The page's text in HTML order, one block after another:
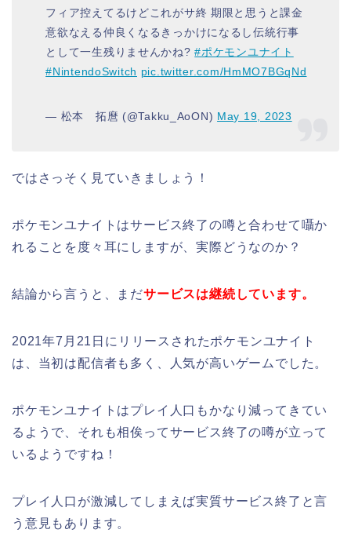
フィア控えてるけどこれがサ終 期限と思うと課金
意欲なえる仲良くなるきっかけになるし伝統行事
として一生残りませんかね?#ポケモンユナイト
#NintendoSwitch pic.twitter.com/HmMO7BGqNd
— 松本 拓麿 (@Takku_AoON) May 19, 2023
ではさっそく見ていきましょう！
ポケモンユナイトはサービス終了の噂と合わせて囁か
れることを度々耳にしますが、実際どうなのか？
結論から言うと、まだサービスは継続しています。
2021年7月21日にリリースされたポケモンユナイト
は、当初は配信者も多く、人気が高いゲームでした。
ポケモンユナイトはプレイ人口もかなり減ってきてい
るようで、それも相俟ってサービス終了の噂が立って
いるようですね！
プレイ人口が激減してしまえば実質サービス終了と言
う意見もあります。